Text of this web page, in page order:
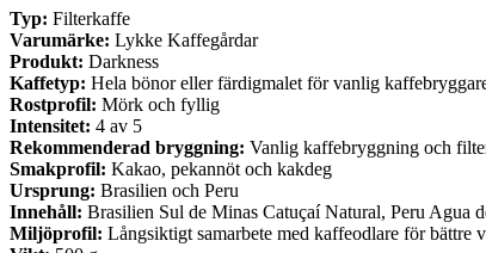
Typ: Filterkaffe
Varumärke: Lykke Kaffegårdar
Produkt: Darkness
Kaffetyp: Hela bönor eller färdigmalet för vanlig
Rostprofil: Mörk och fyllig
Intensitet: 4 av 5
Rekommenderad bryggning: Vanlig kaffebryggning och
Smakprofil: Kakao, pekannöt och kakdeg
Ursprung: Brasilien och Peru
Innehåll: Brasilien Sul de Minas Catuçaí Natural, Peru Agua
Miljöprofil: Långsiktigt samarbete med kaffeodlare för bättre